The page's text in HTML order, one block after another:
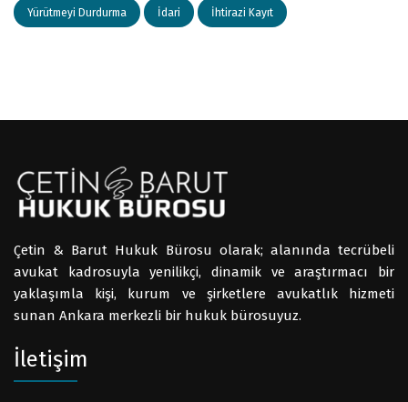
Yürütmeyi Durdurma İdari İhtirazi Kayıt
Çetin & Barut Hukuk Bürosu olarak; alanında tecrübeli
avukat kadrosuyla yenilikçi, dinamik ve araştırmacı bir
yaklaşımla kişi, kurum ve şirketlere avukatlık hizmeti
sunan Ankara merkezli bir hukuk bürosuyuz.
İletişim